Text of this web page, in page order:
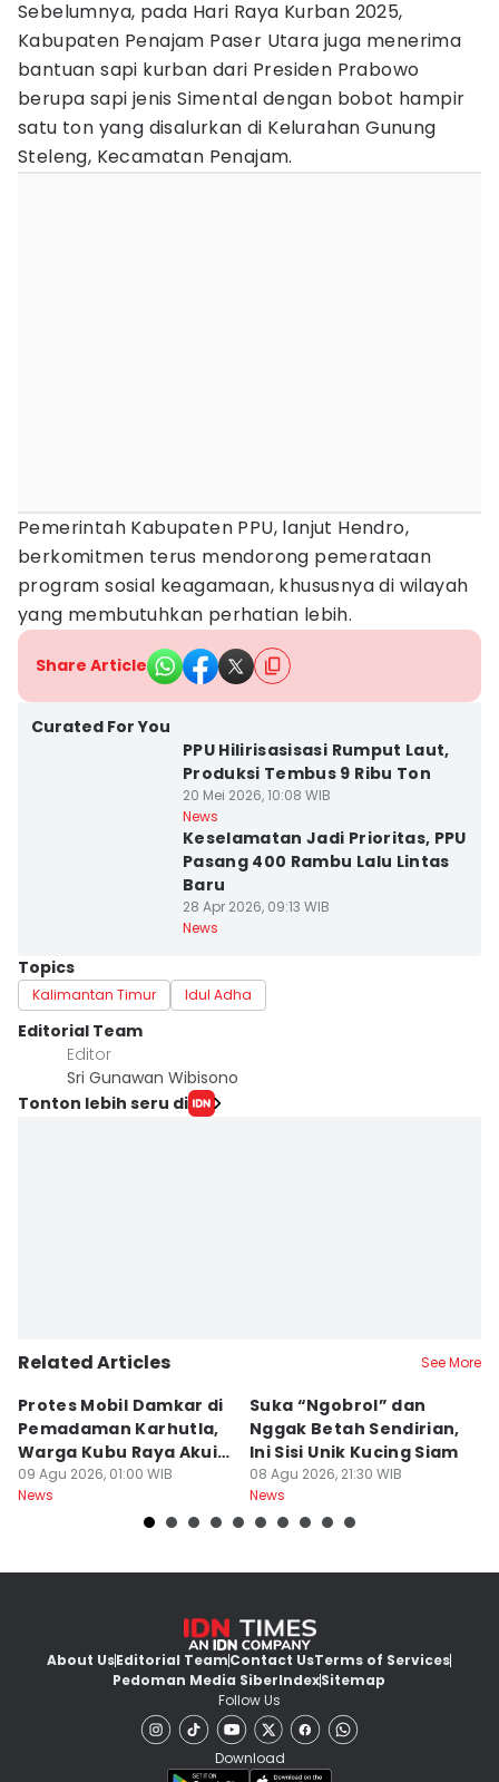
Sebelumnya, pada Hari Raya Kurban 2025,
Kabupaten Penajam Paser Utara juga menerima
bantuan sapi kurban dari Presiden Prabowo
berupa sapi jenis Simental dengan bobot hampir
satu ton yang disalurkan di Kelurahan Gunung
Steleng, Kecamatan Penajam.
Pemerintah Kabupaten PPU, lanjut Hendro,
berkomitmen terus mendorong pemerataan
program sosial keagamaan, khususnya di wilayah
yang membutuhkan perhatian lebih.
Share Article
Curated For You
PPU Hilirisasisasi Rumput Laut,
Produksi Tembus 9 Ribu Ton
20 Mei 2026, 10:08 WIB
News
Keselamatan Jadi Prioritas, PPU
Pasang 400 Rambu Lalu Lintas
Baru
28 Apr 2026, 09:13 WIB
News
Topics
Kalimantan Timur Idul Adha
Editorial Team
Editor
Sri Gunawan Wibisono
Tonton lebih seru di
Related Articles See More
Protes Mobil Damkar di
Pemadaman Karhutla,
Warga Kubu Raya Akui
Khilaf
09 Agu 2026, 01:00 WIB
News
Suka “Ngobrol” dan
Nggak Betah Sendirian,
Ini Sisi Unik Kucing Siam
08 Agu 2026, 21:30 WIB
News
About UsEditorial TeamContact UsTerms of Services
Pedoman Media SiberIndexSitemap
Follow Us
Download